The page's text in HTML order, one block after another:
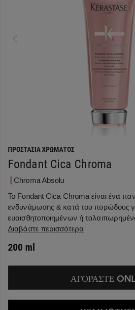
ΠΡΟΣΤΑΣΊΑ ΧΡΏΜΑΤΟΣ
Fondant Cica Chroma
Chroma Absolu
Το Fondant Cica Chroma είναι ένα
ενδυνάμωσης & κατά του πορώδους
ευαισθητοποιημένων ή
Διαβάστε περισσότερα
200 ml
ΑΓΟΡΑΣΤΕ